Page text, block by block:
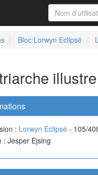
Bloc Lorwyn Eclipsé
: Lorwyn Eclipsé - 105/
: Jesper Ejsing